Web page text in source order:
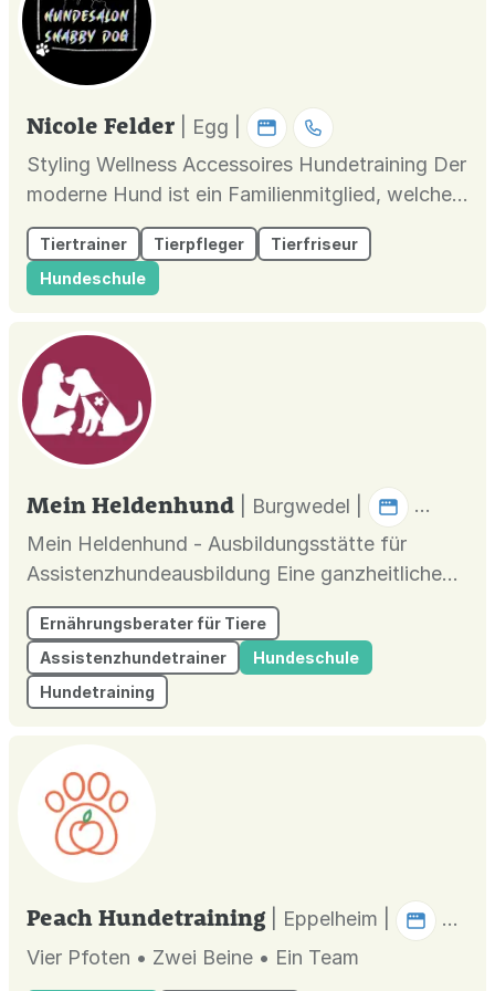
Nicole Felder
| Egg |
Styling Wellness Accessoires Hundetraining Der
moderne Hund ist ein Familienmitglied, welches
mit Würde behandelt werden muss. Deshalb
habe ich mich der Qualität und nicht der
Quantität verschrieben. Unser Gebot ist das
Begleiters, während der gesamte...
Tiertrainer Tierpfleger
Tierfriseur
Hundeschule
Mein Heldenhund
| Burgwedel |
Mein Heldenhund - Ausbildungsstätte für
Assistenzhundeausbildung Eine ganzheitliche
Hundeschule in Hannover und Umgebung.
Angeboten werden individuelles Hundetraining
für Familienhunde, Verhaltenstherapie mit
Tellington TTouch, Ernährungsberatung für
Ernährungsberater für Tiere
Assistenzhundetrainer
Hundeschule
Hundetraining
Peach Hundetraining
| Eppelheim |
Vier Pfoten • Zwei Beine • Ein Team